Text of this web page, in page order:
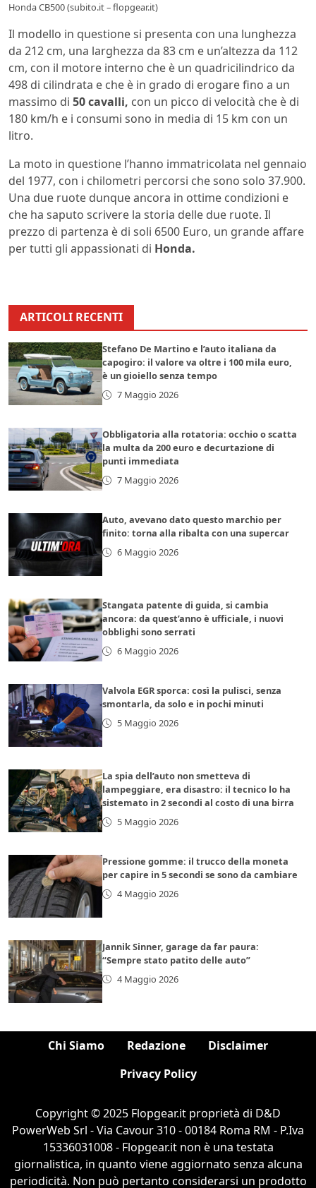
Honda CB500 (subito.it – flopgear.it)
Il modello in questione si presenta con una lunghezza
da 212 cm, una larghezza da 83 cm e un’altezza da 112
cm, con il motore interno che è un quadricilindrico da
498 di cilindrata e che è in grado di erogare fino a un
massimo di 50 cavalli, con un picco di velocità che è di
180 km/h e i consumi sono in media di 15 km con un
litro.
La moto in questione l’hanno immatricolata nel gennaio
del 1977, con i chilometri percorsi che sono solo 37.900.
Una due ruote dunque ancora in ottime condizioni e
che ha saputo scrivere la storia delle due ruote. Il
prezzo di partenza è di soli 6500 Euro, un grande affare
per tutti gli appassionati di Honda.
ARTICOLI RECENTI
Stefano De Martino e l’auto italiana da
capogiro: il valore va oltre i 100 mila euro,
è un gioiello senza tempo
7 Maggio 2026
Obbligatoria alla rotatoria: occhio o scatta
la multa da 200 euro e decurtazione di
punti immediata
7 Maggio 2026
Auto, avevano dato questo marchio per
finito: torna alla ribalta con una supercar
6 Maggio 2026
Stangata patente di guida, si cambia
ancora: da quest’anno è ufficiale, i nuovi
obblighi sono serrati
6 Maggio 2026
Valvola EGR sporca: così la pulisci, senza
smontarla, da solo e in pochi minuti
5 Maggio 2026
La spia dell’auto non smetteva di
lampeggiare, era disastro: il tecnico lo ha
sistemato in 2 secondi al costo di una birra
5 Maggio 2026
Pressione gomme: il trucco della moneta
per capire in 5 secondi se sono da cambiare
4 Maggio 2026
Jannik Sinner, garage da far paura:
“Sempre stato patito delle auto”
4 Maggio 2026
Chi Siamo Redazione
Disclaimer
Privacy Policy
Copyright © 2025 Flopgear.it proprietà di D&D
PowerWeb Srl - Via Cavour 310 - 00184 Roma RM - P.Iva
15336031008 - Flopgear.it non è una testata
giornalistica, in quanto viene aggiornato senza alcuna
periodicità. Non può pertanto considerarsi un prodotto